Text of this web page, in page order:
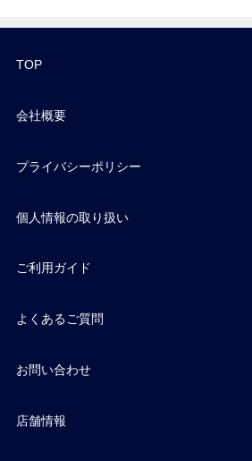
TOP
会社概要
プライバシーポリシー
個人情報の取り扱い
ご利用ガイド
よくあるご質問
お問い合わせ
店舗情報